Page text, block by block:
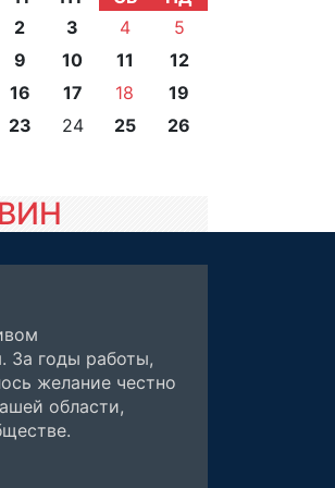
2 3 4
5
9 10 11
12
16 17 18
19
23 24 25
26
За годы работы,
желание честно
области,